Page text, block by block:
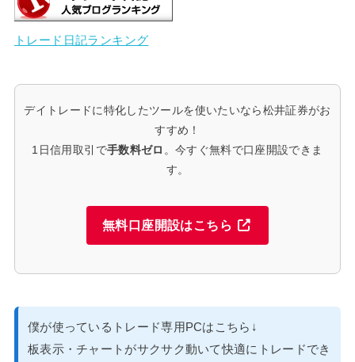
トレード日記ランキング
デイトレードに特化したツールを使いたいなら松井証券がお
すすめ！
1日信用取引で手数料ゼロ 。今すぐ無料で口座開設できま
す。
無料口座開設はこちら
僕が使っているトレード専用PCはこちら↓
板表示・チャートがサクサク動いて快適にトレードでき